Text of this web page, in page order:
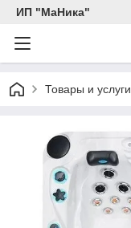
ИП "МаНика"
Товары и услуги